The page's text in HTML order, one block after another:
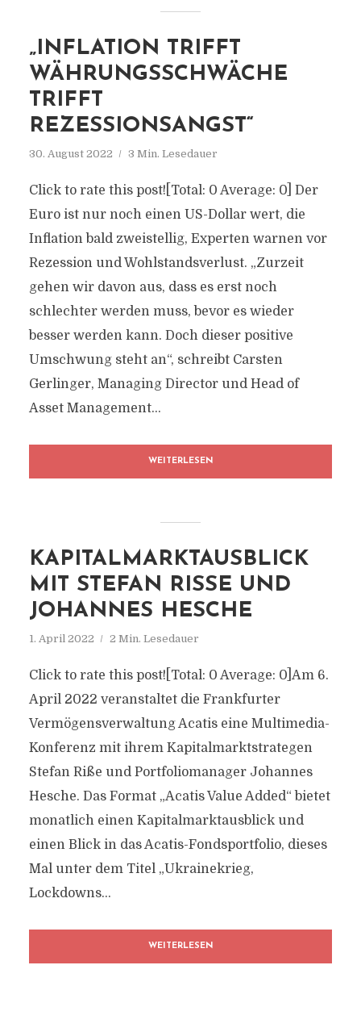
„INFLATION TRIFFT
WÄHRUNGSSCHWÄCHE
TRIFFT
REZESSIONSANGST“
30. August 2022 3 Min. Lesedauer
Click to rate this post![Total: 0 Average: 0] Der
Euro ist nur noch einen US-Dollar wert, die
Inflation bald zweistellig, Experten warnen vor
Rezession und Wohlstandsverlust. „Zurzeit
gehen wir davon aus, dass es erst noch
schlechter werden muss, bevor es wieder
besser werden kann. Doch dieser positive
Umschwung steht an“, schreibt Carsten
Gerlinger, Managing Director und Head of
Asset Management...
WEITERLESEN
KAPITALMARKTAUSBLICK
MIT STEFAN RISSE UND J
OHANNES HESCHE
1. April 2022 2 Min. Lesedauer
Click to rate this post![Total: 0 Average: 0]Am 6.
April 2022 veranstaltet die Frankfurter
Vermögensverwaltung Acatis eine Multimedia-
Konferenz mit ihrem Kapitalmarktstrategen
Stefan Riße und Portfoliomanager Johannes
Hesche. Das Format „Acatis Value Added“ bietet
monatlich einen Kapitalmarktausblick und
einen Blick in das Acatis-Fondsportfolio, dieses
Mal unter dem Titel „Ukrainekrieg,
Lockdowns...
WEITERLESEN